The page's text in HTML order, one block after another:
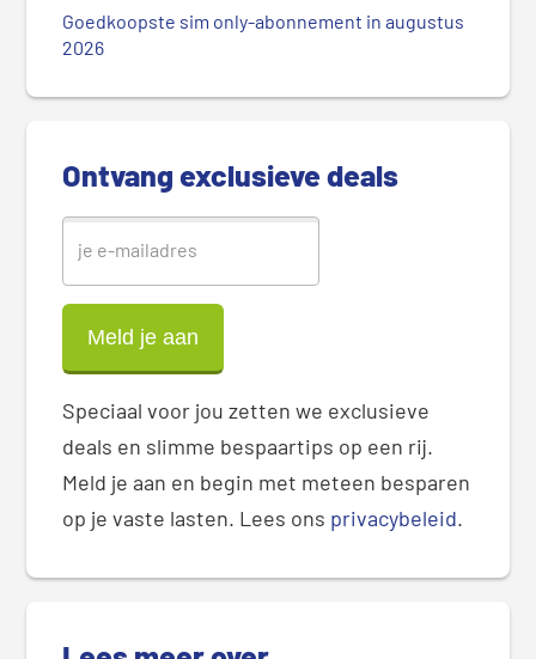
d
Goedkoopste sim only-abonnement in augustus
2026
Ontvang exclusieve deals
Speciaal voor jou zetten we exclusieve
deals en slimme bespaartips op een rij.
Meld je aan en begin met meteen besparen
op je vaste lasten. Lees ons privacybeleid.